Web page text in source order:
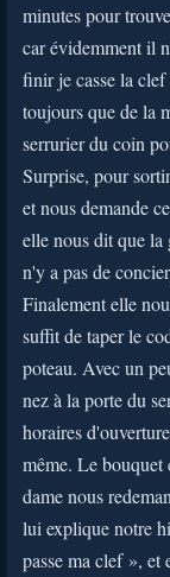
minutes pour
car évidemment il
finir je casse la
toujours que de la
serrurier du coin
Surprise, pour
et nous demande
elle nous dit que
n'y a pas de
Finalement elle
suffit de taper le
poteau. Avec un
nez à la porte du
horaires
même. Le bouquet
dame nous
lui explique notre
passe ma clef », et